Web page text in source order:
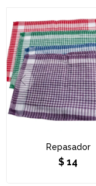
Repasador
$ 14